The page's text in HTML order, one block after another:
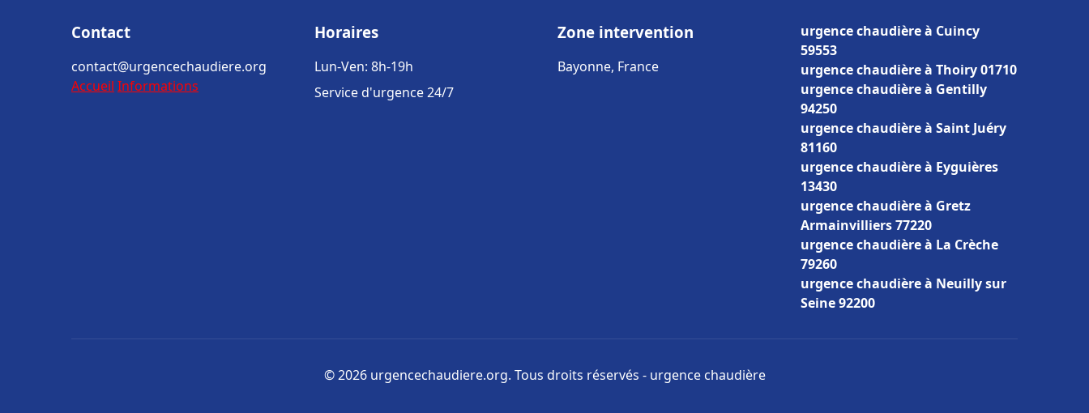
Contact
contact@urgencechaudiere.org
Accueil Informations
Horaires
Lun-Ven: 8h-19h
Service d'urgence 24/7
Zone intervention
Bayonne, France
urgence chaudière à Cuincy
59553
urgence chaudière à Thoiry 01710
urgence chaudière à Gentilly
94250
urgence chaudière à Saint Juéry
81160
urgence chaudière à Eyguières
13430
urgence chaudière à Gretz
Armainvilliers 77220
urgence chaudière à La Crèche
79260
urgence chaudière à Neuilly sur
Seine 92200
© 2026 urgencechaudiere.org. Tous droits réservés - urgence chaudière